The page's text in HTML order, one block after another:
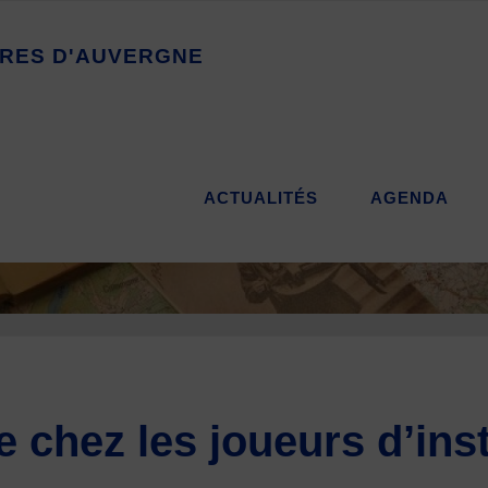
RES D'AUVERGNE
ACTUALITÉS AGENDA
chez les joueurs